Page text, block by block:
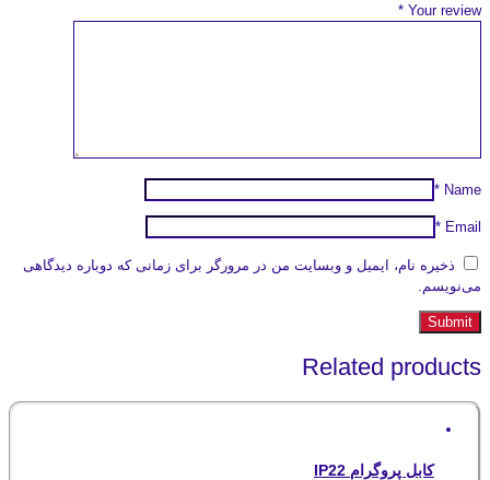
Your review
*
Name
*
Email
*
ذخیره نام، ایمیل و وبسایت من در مرورگر برای زمانی که دوباره دیدگاهی
می‌نویسم.
Related products
کابل پروگرام IP22